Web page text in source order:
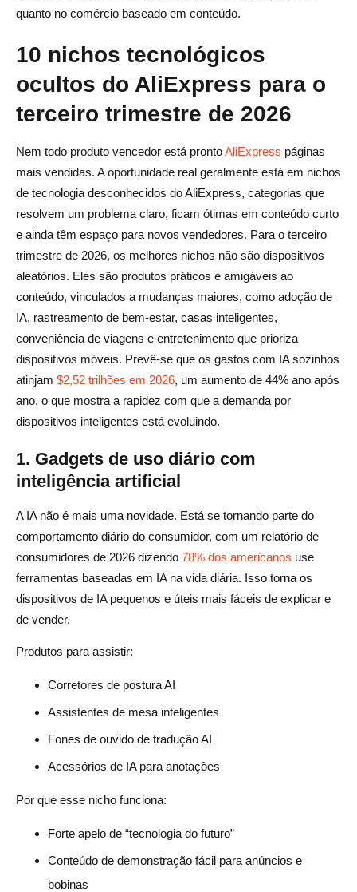
quanto no comércio baseado em conteúdo.
10 nichos tecnológicos
ocultos do AliExpress para o
terceiro trimestre de 2026
Nem todo produto vencedor está prontoAliExpress páginas
mais vendidas. A oportunidade real geralmente está em nichos
de tecnologia desconhecidos do AliExpress, categorias que
resolvem um problema claro, ficam ótimas em conteúdo curto
e ainda têm espaço para novos vendedores. Para o terceiro
trimestre de 2026, os melhores nichos não são dispositivos
aleatórios. Eles são produtos práticos e amigáveis ao
conteúdo, vinculados a mudanças maiores, como adoção de
IA, rastreamento de bem-estar, casas inteligentes,
conveniência de viagens e entretenimento que prioriza
dispositivos móveis. Prevê-se que os gastos com IA sozinhos
atinjam $2,52 trilhões em 2026, um aumento de 44% ano após
ano, o que mostra a rapidez com que a demanda por
dispositivos inteligentes está evoluindo.
1. Gadgets de uso diário com
inteligência artificial
A IA não é mais uma novidade. Está se tornando parte do
comportamento diário do consumidor, com um relatório de
consumidores de 2026 dizendo 78% dos americanos use
ferramentas baseadas em IA na vida diária. Isso torna os
dispositivos de IA pequenos e úteis mais fáceis de explicar e
de vender.
Produtos para assistir:
Corretores de postura AI
Assistentes de mesa inteligentes
Fones de ouvido de tradução AI
Acessórios de IA para anotações
Por que esse nicho funciona:
Forte apelo de “tecnologia do futuro”
Conteúdo de demonstração fácil para anúncios e
bobinas